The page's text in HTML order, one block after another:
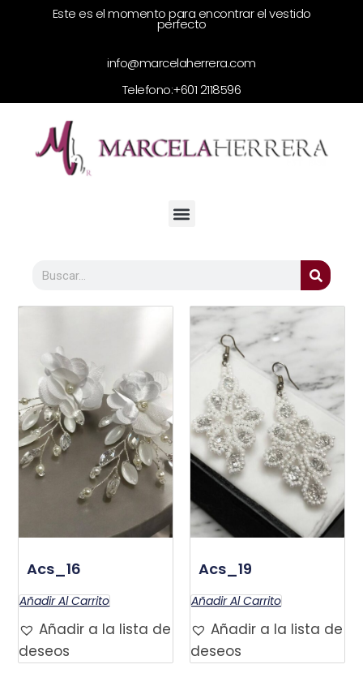
Este es el momento para encontrar el vestido
perfecto
info@marcelaherrera.com
Telefono:+601 2118596
Acs_16
Añadir Al Carrito
Añadir a la lista de
deseos
Acs_19
Añadir Al Carrito
Añadir a la lista de
deseos